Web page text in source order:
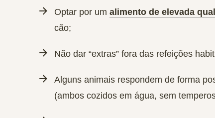
Optar por um alimento de elevada
cão;
Não dar “extras” fora das refeições
Alguns animais respondem de forma
(ambos cozidos em água, sem